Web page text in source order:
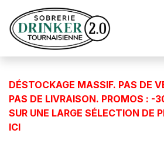
Se rendre au contenu
DÉSTOCKAGE MASSIF. PAS DE
PAS DE LIVRAISON. PROMOS : -
SUR UNE LARGE SÉLECTION DE
ICI